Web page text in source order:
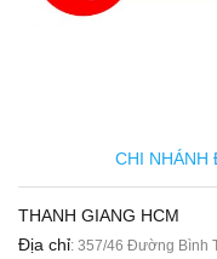
CHI NHÁNH
THANH GIANG HCM
Địa chỉ: 357/46 Đường Bình